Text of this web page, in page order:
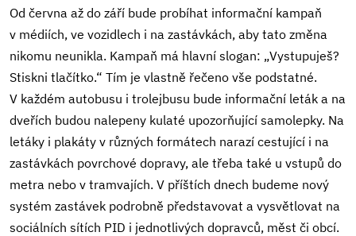
Od června až do září bude probíhat informační kampaň
v médiích, ve vozidlech i na zastávkách, aby tato změna
nikomu neunikla. Kampaň má hlavní slogan: „Vystupuješ?
Stiskni tlačítko.“ Tím je vlastně řečeno vše podstatné.
V každém autobusu i trolejbusu bude informační leták a na
dveřích budou nalepeny kulaté upozorňující samolepky. Na
letáky i plakáty v různých formátech narazí cestující i na
zastávkách povrchové dopravy, ale třeba také u vstupů do
metra nebo v tramvajích. V příštích dnech budeme nový
systém zastávek podrobně představovat a vysvětlovat na
sociálních sítích PID i jednotlivých dopravců, měst či obcí.